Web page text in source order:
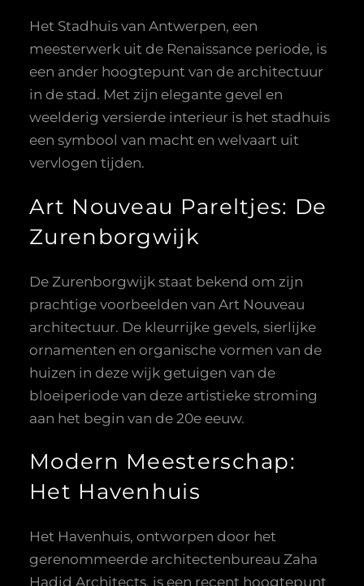
Het Stadhuis van Antwerpen, een
meesterwerk uit de Renaissance periode, is
een ander hoogtepunt van de architectuur
in de stad. Met zijn elegante gevel en
weelderig versierde interieur is het stadhuis
een symbool van macht en welvaart uit
vervlogen tijden.
Art Nouveau Pareltjes: De
Zurenborgwijk
De Zurenborgwijk staat bekend om zijn
prachtige voorbeelden van Art Nouveau
architectuur. De kleurrijke gevels, sierlijke
ornamenten en organische vormen van de
huizen in deze wijk getuigen van de
bloeiperiode van deze artistieke stroming
aan het begin van de 20e eeuw.
Modern Meesterschap:
Het Havenhuis
Het Havenhuis, ontworpen door het
gerenommeerde architectenbureau Zaha
Hadid Architects, is een recent hoogtepunt